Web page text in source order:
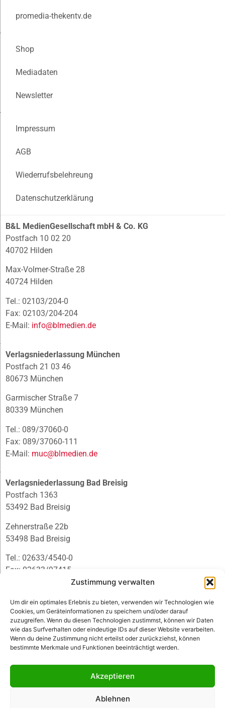
Zustimmung verwalten
Um dir ein optimales Erlebnis zu bieten, verwenden wir Technologien wie
Cookies, um Geräteinformationen zu speichern und/oder darauf
zuzugreifen. Wenn du diesen Technologien zustimmst, können wir Daten
wie das Surfverhalten oder eindeutige IDs auf dieser Website verarbeiten.
Wenn du deine Zustimmung nicht erteilst oder zurückziehst, können
bestimmte Merkmale und Funktionen beeinträchtigt werden.
Akzeptieren
Ablehnen
promedia-thekentv.de
Shop
Mediadaten
Newsletter
Impressum
AGB
Wiederrufsbelehreung
Datenschutzerklärung
B&L MedienGesellschaft mbH & Co. KG
Postfach 10 02 20
40702 Hilden
Max-Volmer-Straße 28
40724 Hilden
Tel.: 02103/204-0
Fax: 02103/204-204
E-Mail: info@blmedien.de
Verlagsniederlassung München
Postfach 21 03 46
80673 München
Garmischer Straße 7
80339 München
Tel.: 089/37060-0
Fax: 089/37060-111
E-Mail: muc@blmedien.de
Verlagsniederlassung Bad Breisig
Postfach 1363
53492 Bad Breisig
Zehnerstraße 22b
53498 Bad Breisig
Tel.: 02633/4540-0
Fax: 02633/97415
infobb@blmedien.de